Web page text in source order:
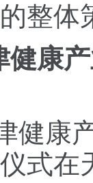
整体
健康
健康
式在